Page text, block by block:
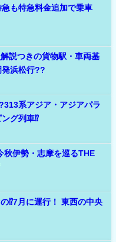
も特急料金追加で乗車
説つきの貨物駅・車両基
発浜松行??
系アジア・アジアパラ
グ列車⁉
秋伊勢・志摩を巡るTHE
⁉7月に運行！ 東西の中央